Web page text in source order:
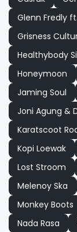
Glenn Fredly
Grisness
Healthybody
Honeymoon
Jaming Soul
Joni Agung &
Karatscoot
Kopi Loewak
Lost Stroom
Melenoy Ska
Monkey Boots
Nada Rasa